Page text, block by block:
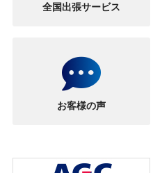
全国出張サービス
お客様の声